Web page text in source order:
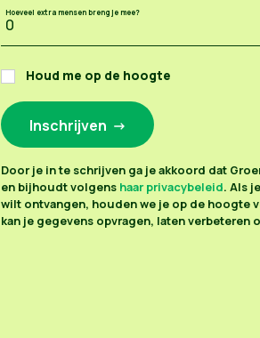
Hoeveel extra mensen breng je mee?
Houd me op de hoogte
Door je in te schrijven ga je akkoord dat
en bijhoudt volgens haar privacybeleid. Als
wilt ontvangen, houden we je op de hoogte
kan je gegevens opvragen, laten verbeteren